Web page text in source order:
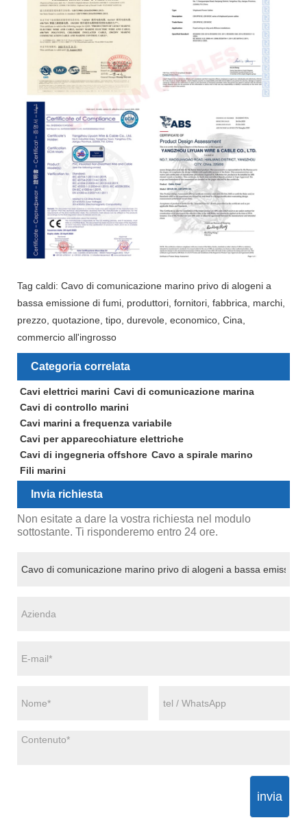
Tag caldi: Cavo di comunicazione marino privo di alogeni a
bassa emissione di fumi, produttori, fornitori, fabbrica, marchi,
prezzo, quotazione, tipo, durevole, economico, Cina,
commercio all'ingrosso
Categoria correlata
Cavi elettrici marini Cavi di comunicazione marina
Cavi di controllo marini
Cavi marini a frequenza variabile
Cavi per apparecchiature elettriche
Cavi di ingegneria offshore Cavo a spirale marino
Fili marini
Invia richiesta
Non esitate a dare la vostra richiesta nel modulo
sottostante. Ti risponderemo entro 24 ore.
invia